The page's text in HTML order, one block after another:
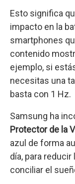
Esto significa
impacto en la
smartphones
contenido
ejemplo, si
necesitas una
basta con 1 Hz.
Samsung ha
Protector de la
azul de forma
día, para
conciliar el